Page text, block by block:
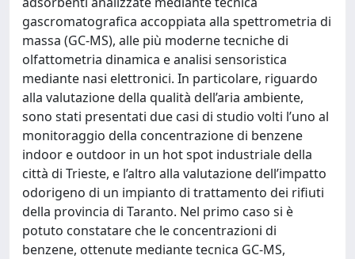
gascromatografica accoppiata alla spettrometria di
massa (GC-MS), alle più moderne tecniche di
olfattometria dinamica e analisi sensoristica
mediante nasi elettronici. In particolare, riguardo
alla valutazione della qualità dell’aria ambiente,
sono stati presentati due casi di studio volti l’uno al
monitoraggio della concentrazione di benzene
indoor e outdoor in un hot spot industriale della
città di Trieste, e l’altro alla valutazione dell’impatto
odorigeno di un impianto di trattamento dei rifiuti
della provincia di Taranto. Nel primo caso si è
potuto constatare che le concentrazioni di
benzene, ottenute mediante tecnica GC-MS,